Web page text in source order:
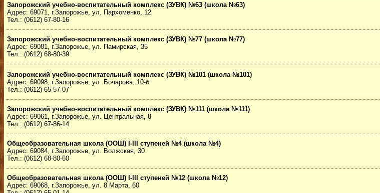
Запорожский учебно-воспитательный комплекс (ЗУВК) №63 (школа №63)
Адрес: 69071, г.Запорожье, ул. Пархоменко, 12
Тел.: (0612) 67-80-16
Запорожский учебно-воспитательный комплекс (ЗУВК) №77 (школа №77)
Адрес: 69081, г.Запорожье, ул. Памирская, 35
Тел.: (0612) 68-80-39
Запорожский учебно-воспитательный комплекс (ЗУВК) №101 (школа №101)
Адрес: 69098, г.Запорожье, ул. Бочарова, 10-б
Тел.: (0612) 65-57-07
Запорожский учебно-воспитательный комплекс (ЗУВК) №111 (школа №111)
Адрес: 69061, г.Запорожье, ул. Центральная, 8
Тел.: (0612) 67-86-14
Общеобразовательная школа (ООШ) I-III ступеней №4 (школа №4)
Адрес: 69084, г.Запорожье, ул. Волжская, 30
Тел.: (0612) 68-80-60
Общеобразовательная школа (ООШ) I-III ступеней №12 (школа №12)
Адрес: 69068, г.Запорожье, ул. 8 Марта, 60